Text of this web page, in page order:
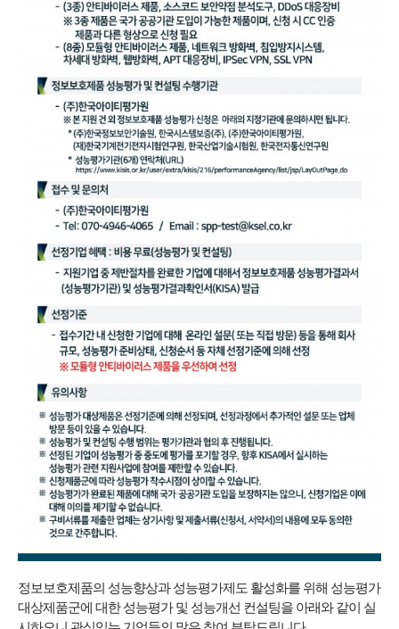
정보보호제품의 성능향상과 성능평가제도 활성화를 위해 성능평가
대상제품군에 대한 성능평가 및 성능개선 컨설팅을 아래와 같이 실